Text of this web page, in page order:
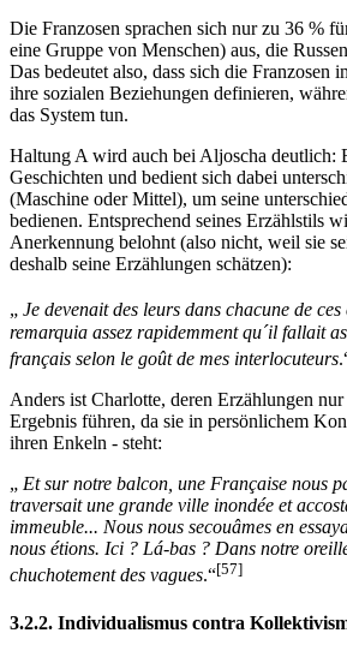
Die Franzosen sprachen sich nur zu 36 %
eine Gruppe von Menschen) aus, die
Das bedeutet also, dass sich die Franzosen
ihre sozialen Beziehungen definieren,
das System tun.
Haltung A wird auch bei Aljoscha deutlich:
Geschichten und bedient sich dabei
(Maschine oder Mittel), um seine
bedienen. Entsprechend seines Erzählstils
Anerkennung belohnt (also nicht, weil sie
deshalb seine Erzählungen schätzen):
„ Je devenait des leurs dans chacune de ces
remarquia assez rapidemment qu´il fallait
français selon le goût de mes interlocuteurs
Anders ist Charlotte, deren Erzählungen
Ergebnis führen, da sie in persönlichem
ihren Enkeln - steht:
„ Et sur notre balcon, une Française nous
traversait une grande ville inondée et
immeuble... Nous nous secouâmes en
nous étions. Ici ? Lá-bas ? Dans notre
chuchotement des vagues.“[57]
3.2.2. Individualismus contra